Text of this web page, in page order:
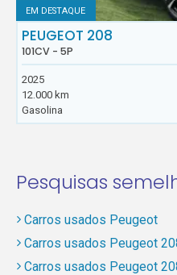
EM DESTAQUE
PEUGEOT 208
101CV - 5P
2025
12.000 km
Gasolina
Pesquisas
Carros usados Peugeot
Carros usados Peugeot
Carros usados Peugeot